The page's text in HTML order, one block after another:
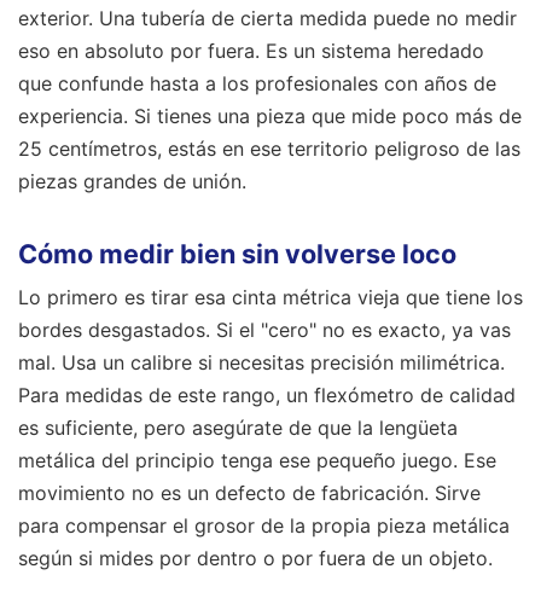
exterior. Una tubería de cierta medida puede no medir
eso en absoluto por fuera. Es un sistema heredado
que confunde hasta a los profesionales con años de
experiencia. Si tienes una pieza que mide poco más de
25 centímetros, estás en ese territorio peligroso de las
piezas grandes de unión.
Cómo medir bien sin volverse loco
Lo primero es tirar esa cinta métrica vieja que tiene los
bordes desgastados. Si el "cero" no es exacto, ya vas
mal. Usa un calibre si necesitas precisión milimétrica.
Para medidas de este rango, un flexómetro de calidad
es suficiente, pero asegúrate de que la lengüeta
metálica del principio tenga ese pequeño juego. Ese
movimiento no es un defecto de fabricación. Sirve
para compensar el grosor de la propia pieza metálica
según si mides por dentro o por fuera de un objeto.